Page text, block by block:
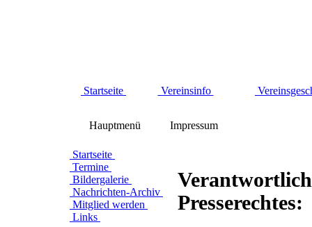
Startseite Vereinsinfo
Hauptmenü
Startseite
Termine
Bildergalerie
Nachrichten-Archiv
Mitglied werden
Links
Impressum
Presserechtes: